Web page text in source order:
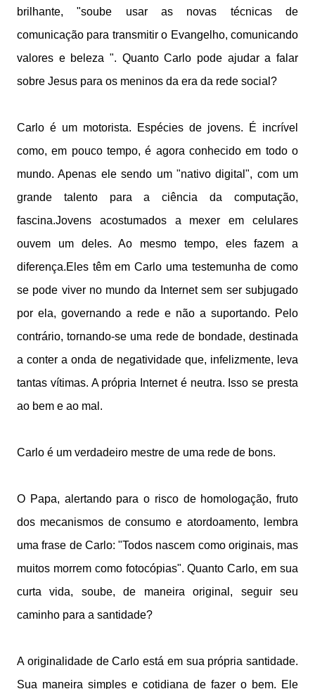
brilhante, "soube usar as novas técnicas de
comunicação para transmitir o Evangelho, comunicando
valores e beleza ". Quanto Carlo pode ajudar a falar
sobre Jesus para os meninos da era da rede social?
Carlo é um motorista. Espécies de jovens. É incrível
como, em pouco tempo, é agora conhecido em todo o
mundo. Apenas ele sendo um "nativo digital", com um
grande talento para a ciência da computação,
fascina.Jovens acostumados a mexer em celulares
ouvem um deles. Ao mesmo tempo, eles fazem a
diferença.Eles têm em Carlo uma testemunha de como
se pode viver no mundo da Internet sem ser subjugado
por ela, governando a rede e não a suportando. Pelo
contrário, tornando-se uma rede de bondade, destinada
a conter a onda de negatividade que, infelizmente, leva
tantas vítimas. A própria Internet é neutra. Isso se presta
ao bem e ao mal.
Carlo é um verdadeiro mestre de uma rede de bons.
O Papa, alertando para o risco de homologação, fruto
dos mecanismos de consumo e atordoamento, lembra
uma frase de Carlo: "Todos nascem como originais, mas
muitos morrem como fotocópias". Quanto Carlo, em sua
curta vida, soube, de maneira original, seguir seu
caminho para a santidade?
A originalidade de Carlo está em sua própria santidade.
Sua maneira simples e cotidiana de fazer o bem. Ele